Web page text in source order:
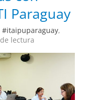
Paraguay
#itaipuparaguay,
lectura